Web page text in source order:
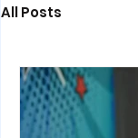
All Posts